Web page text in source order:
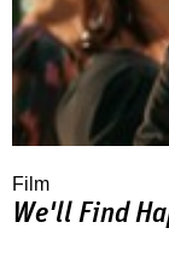
Film
We'll Find